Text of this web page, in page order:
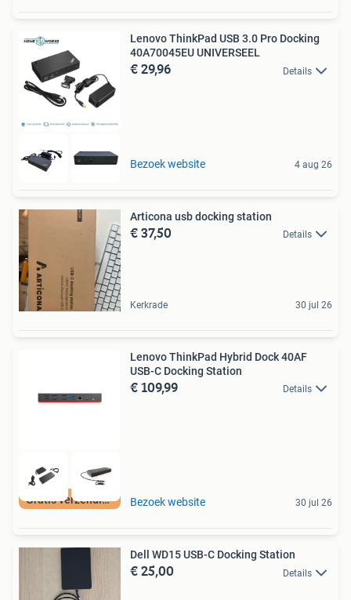
Lenovo ThinkPad USB 3.0 Pro Docking
40A70045EU UNIVERSEEL
€ 29,96 Details
Bezoek website 4 aug 26
Articona usb docking station
€ 37,50 Details
Kerkrade 30 jul 26
Gratis verzending
Lenovo ThinkPad Hybrid Dock 40AF
USB-C Docking Station
€ 109,99 Details
Bezoek website 30 jul 26
Dell WD15 USB-C Docking Station
€ 25,00 Details